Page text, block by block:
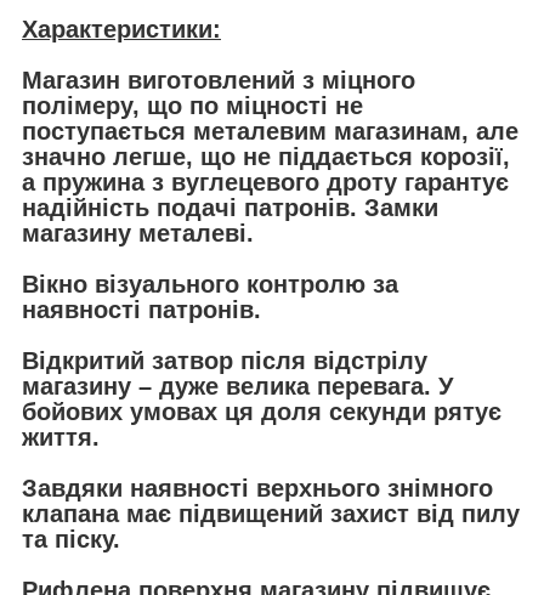
Характеристики:
Магазин виготовлений з міцного
полімеру, що по міцності не
поступається металевим магазинам, але
значно легше, що не піддається корозії,
а пружина з вуглецевого дроту гарантує
надійність подачі патронів. Замки
магазину металеві.
Вікно візуального контролю за
наявності патронів.
Відкритий затвор після відстрілу
магазину – дуже велика перевага. У
бойових умовах ця доля секунди рятує
життя.
Завдяки наявності верхнього знімного
клапана має підвищений захист від пилу
та піску.